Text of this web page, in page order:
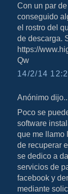
Con un par
conseguido
el rostro del
de descarga.
https://
Qw
14/2/14
Anónimo
Poco se
software
que me llamo
de recuperar
se dedico a
servicios de
facebook y
mediante